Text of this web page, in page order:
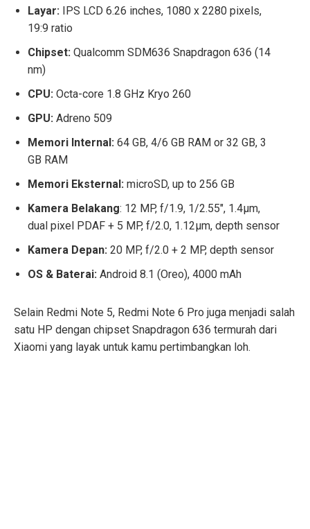
Layar: IPS LCD 6.26 inches, 1080 x 2280 pixels,
19:9 ratio
Chipset: Qualcomm SDM636 Snapdragon 636 (14
nm)
CPU: Octa-core 1.8 GHz Kryo 260
GPU: Adreno 509
Memori Internal: 64 GB, 4/6 GB RAM or 32 GB, 3
GB RAM
Memori Eksternal: microSD, up to 256 GB
Kamera Belakang: 12 MP, f/1.9, 1/2.55″, 1.4µm,
dual pixel PDAF + 5 MP, f/2.0, 1.12µm, depth sensor
Kamera Depan: 20 MP, f/2.0 + 2 MP, depth sensor
OS & Baterai: Android 8.1 (Oreo), 4000 mAh
Selain Redmi Note 5, Redmi Note 6 Pro juga menjadi salah
satu HP dengan chipset Snapdragon 636 termurah dari
Xiaomi yang layak untuk kamu pertimbangkan loh.